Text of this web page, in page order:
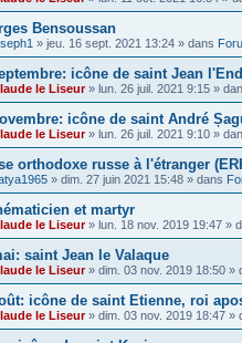
Bensoussan
» jeu. 16 sept. 2021 13:24 » dans
icône de saint Jean
le Liseur» lun. 26 juil. 2021 9:15 »
icône de saint André
le Liseur» lun. 26 juil. 2021 9:10 »
orthodoxe russe à l'étranger
» dim. 27 juin 2021 15:48 » dans
et martyr
le Liseur» lun. 18 nov. 2019 19:47 »
saint Jean le Valaque
le Liseur» dim. 03 nov. 2019 18:50 »
icône de saint Etienne, roi
le Liseur» dim. 03 nov. 2019 18:47 »